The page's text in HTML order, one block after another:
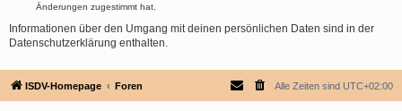
Änderungen zugestimmt hat.
Informationen über den Umgang mit deinen persönlichen Daten sind in der
Datenschutzerklärung enthalten.
ISDV-Homepage Foren Alle Zeiten sind UTC+02:00